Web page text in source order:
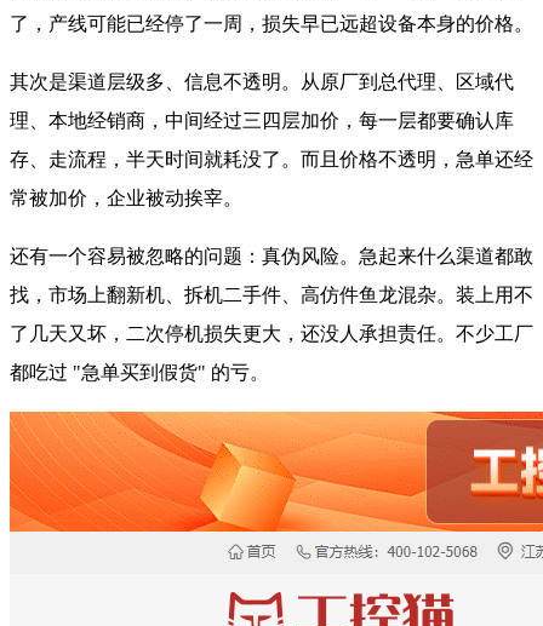
了，产线可能已经停了一周，损失早已远超设备本身的价格。
其次是渠道层级多、信息不透明。从原厂到总代理、区域代
理、本地经销商，中间经过三四层加价，每一层都要确认库
存、走流程，半天时间就耗没了。而且价格不透明，急单还经
常被加价，企业被动挨宰。
还有一个容易被忽略的问题：真伪风险。急起来什么渠道都敢
找，市场上翻新机、拆机二手件、高仿件鱼龙混杂。装上用不
了几天又坏，二次停机损失更大，还没人承担责任。不少工厂
都吃过 "急单买到假货" 的亏。